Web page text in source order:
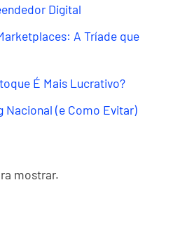
Digital
A Tríade que
É Mais Lucrativo?
Nacional (e Como Evitar)
mostrar.